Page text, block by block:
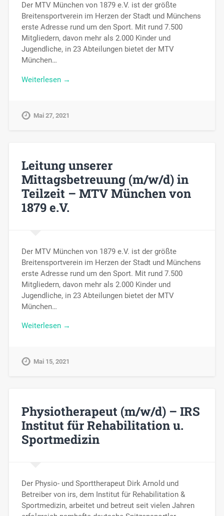
Der MTV München von 1879 e.V. ist der größte
Breitensportverein im Herzen der Stadt und Münchens
erste Adresse rund um den Sport. Mit rund 7.500
Mitgliedern, davon mehr als 2.000 Kinder und
Jugendliche, in 23 Abteilungen bietet der MTV
München…
Weiterlesen →
Mai 27, 2021
Leitung unserer
Mittagsbetreuung (m/w/d) in
Teilzeit – MTV München von
1879 e.V.
Der MTV München von 1879 e.V. ist der größte
Breitensportverein im Herzen der Stadt und Münchens
erste Adresse rund um den Sport. Mit rund 7.500
Mitgliedern, davon mehr als 2.000 Kinder und
Jugendliche, in 23 Abteilungen bietet der MTV
München…
Weiterlesen →
Mai 15, 2021
Physiotherapeut (m/w/d) – IRS
Institut für Rehabilitation u.
Sportmedizin
Der Physio- und Sporttherapeut Dirk Arnold und
Betreiber von irs, dem Institut für Rehabilitation &
Sportmedizin, arbeitet und betreut seit vielen Jahren